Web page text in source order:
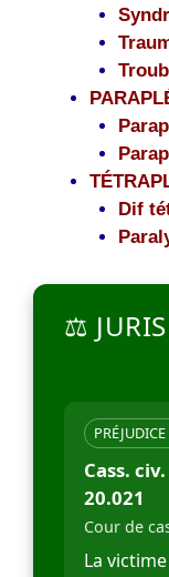
Dif
⚖️
Cass.
20.021
Cour de
La